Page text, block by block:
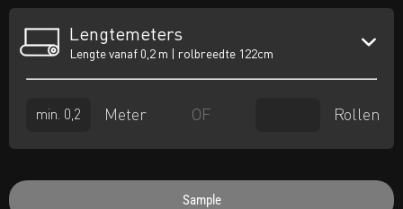
Lengtemeters
Lengte vanaf 0,2 m | rolbreedte 122cm
Meter OF Rollen
Sample